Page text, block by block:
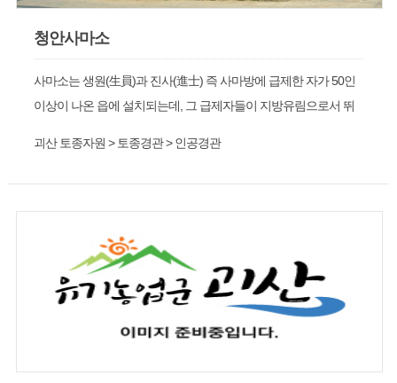
청안사마소
사마소는 생원(生員)과 진사(進士) 즉 사마방에 급제한 자가 50인
이상이 나온 읍에 설치되는데, 그 급제자들이 지방유림으로서 뛰
괴산 토종자원 > 토종경관 > 인공경관